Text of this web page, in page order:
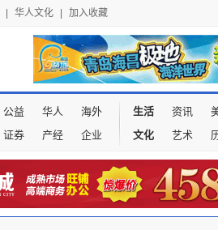
华人文化 加入收藏
公益 华人
海外
证券 产经 企业
生活 资讯
文化
艺术